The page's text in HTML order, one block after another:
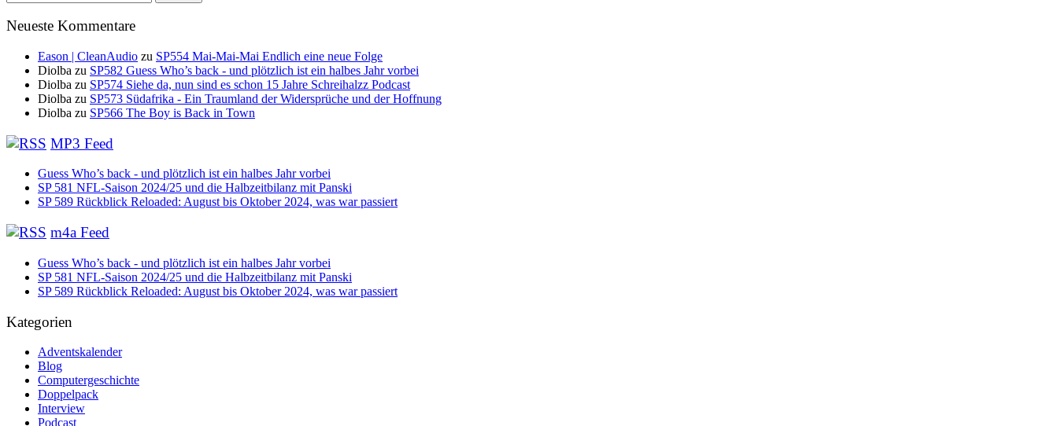
nach:
Neueste Kommentare
Eason | CleanAudio zu SP554 Mai-Mai-Mai Endlich eine neue Folge
Diolba zu SP582 Guess Who’s back - und plötzlich ist ein halbes Jahr vorbei
Diolba zu SP574 Siehe da, nun sind es schon 15 Jahre Schreihalzz Podcast
Diolba zu SP573 Südafrika - Ein Traumland der Widersprüche und der Hoffnung
Diolba zu SP566 The Boy is Back in Town
MP3 Feed
Guess Who’s back - und plötzlich ist ein halbes Jahr vorbei
SP 581 NFL-Saison 2024/25 und die Halbzeitbilanz mit Panski
SP 589 Rückblick Reloaded: August bis Oktober 2024, was war passiert
m4a Feed
Guess Who’s back - und plötzlich ist ein halbes Jahr vorbei
SP 581 NFL-Saison 2024/25 und die Halbzeitbilanz mit Panski
SP 589 Rückblick Reloaded: August bis Oktober 2024, was war passiert
Kategorien
Adventskalender
Blog
Computergeschichte
Doppelpack
Interview
Podcast